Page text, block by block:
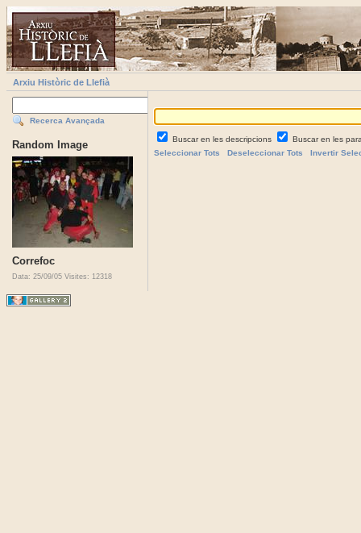
Arxiu Històric de Llefià
Recerca Avançada
Random Image
Correfoc
Data: 25/09/05 Visites: 12318
Buscar en les descripcions
Buscar en les
Seleccionar Tots
Deseleccionar Tots Invertir